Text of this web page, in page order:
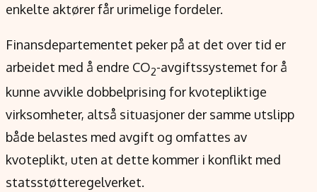
enkelte aktører får urimelige fordeler.
Finansdepartementet peker på at det over tid er
arbeidet med å endre CO2-avgiftssystemet for å
kunne avvikle dobbelprising for kvotepliktige
virksomheter, altså situasjoner der samme utslipp
både belastes med avgift og omfattes av
kvoteplikt, uten at dette kommer i konflikt med
statsstøtteregelverket.